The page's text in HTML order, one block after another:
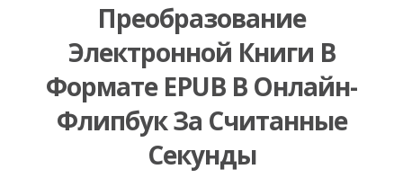
Преобразование
Электронной Книги В
Формате EPUB В Онлайн-
Флипбук За Считанные
Секунды